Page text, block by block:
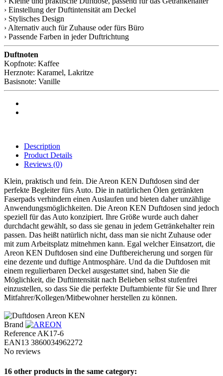
› Einstellung der Duftintensität am Deckel
› Stylisches Design
› Alternativ auch für Zuhause oder fürs Büro
› Passende Farben in jeder Duftrichtung
Duftnoten
Kopfnote: Kaffee
Herznote: Karamel, Lakritze
Basisnote: Vanille
Description
Product Details
Reviews (0)
Klein, praktisch und fein. Die Areon KEN Duftdosen sind der
perfekte Begleiter fürs Auto. Die in natürlichen Ölen getränkten
Faserpads verhindern einen Auslaufen und bieten daher unzählige
Anwendungsmöglichkeiten. Die Areon KEN Duftdosen sind jedoch
speziell für das Auto konzipiert. Ihre Größe wurde auch daher
durchdacht gewählt, so dass sie genau in jedem Getränkehalter rein
passen. Das heißt natürlich nicht, dass man sie nicht Zuhause oder
mit zum Arbeitsplatz mitnehmen kann. Egal welcher Einsatzort, die
Areon KEN Duftdosen sind eine Duftbereicherung und sorgen für
eine dezente und duftige Antmosphäre. Und da die Duftdosen mit
einem regulierbaren Deckel ausgestattet sind, haben Sie die
Möglichkeit, die Duftintensität nach Belieben selbst stufenfrei
einzustellen, so dass Sie die perfekte Duftambiente für Sie und Ihrer
Mitfahrer/Kollegen/Mitbewohner herstellen zu können.
Brand
ReferenceAK17-6
EAN13 3860034962272
No reviews
16 other products in the same category: